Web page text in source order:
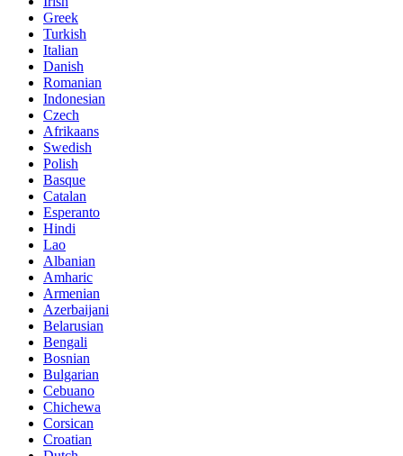
Greek
Turkish
Italian
Danish
Romanian
Indonesian
Czech
Afrikaans
Swedish
Polish
Basque
Catalan
Esperanto
Hindi
Lao
Albanian
Amharic
Armenian
Azerbaijani
Belarusian
Bengali
Bosnian
Bulgarian
Cebuano
Chichewa
Corsican
Croatian